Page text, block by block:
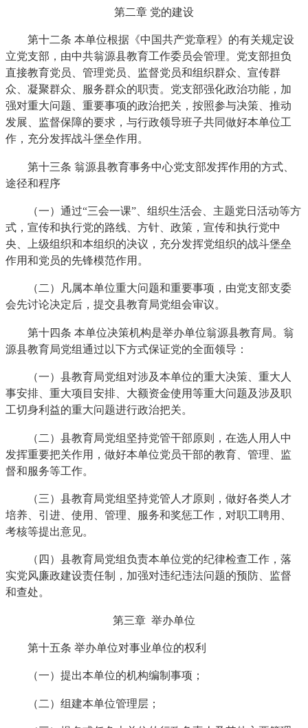
第二章 党的建设
第十二条 本单位根据《中国共产党章程》的有关规定设
立党支部，由中共翁源县教育工作委员会管理。党支部担负
直接教育党员、管理党员、监督党员和组织群众、宣传群
众、凝聚群众、服务群众的职责。党支部强化政治功能，加
强对重大问题、重要事项的政治把关，按照参与决策、推动
发展、监督保障的要求，与行政领导班子共同做好本单位工
作，充分发挥战斗堡垒作用。
第十三条 翁源县教育事务中心党支部发挥作用的方式、
途径和程序
（一）通过“三会一课”、组织生活会、主题党日活动等方
式，宣传和执行党的路线、方针、政策，宣传和执行党中
央、上级组织和本组织的决议，充分发挥党组织的战斗堡垒
作用和党员的先锋模范作用。
（二）凡属本单位重大问题和重要事项，由党支部支委
会先讨论决定后，提交县教育局党组会审议。
第十四条 本单位决策机构是举办单位翁源县教育局。翁
源县教育局党组通过以下方式保证党的全面领导：
（一）县教育局党组对涉及本单位的重大决策、重大人
事安排、重大项目安排、大额资金使用等重大问题及涉及职
工切身利益的重大问题进行政治把关。
（二）县教育局党组坚持党管干部原则，在选人用人中
发挥重要把关作用，做好本单位党员干部的教育、管理、监
督和服务等工作。
（三）县教育局党组坚持党管人才原则，做好各类人才
培养、引进、使用、管理、服务和奖惩工作，对职工聘用、
考核等提出意见。
（四）县教育局党组负责本单位党的纪律检查工作，落
实党风廉政建设责任制，加强对违纪违法问题的预防、监督
和查处。
第三章 举办单位
第十五条 举办单位对事业单位的权利
（一）提出本单位的机构编制事项；
（二）组建本单位管理层；